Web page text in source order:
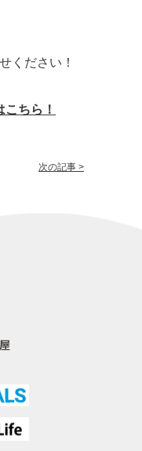
ください！
ちら！
次の記事 >